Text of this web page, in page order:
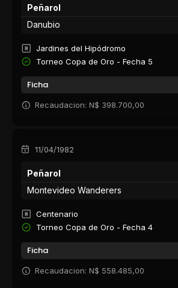
Peñarol
Danubio
Jardines del Hipódromo
Torneo Copa de Oro - Fecha 5
Ficha
Recaudacion: N$ 398.700,00
11/04/1982
Peñarol
Montevideo Wanderers
Centenario
Torneo Copa de Oro - Fecha 4
Ficha
Recaudacion: N$ 558.485,00